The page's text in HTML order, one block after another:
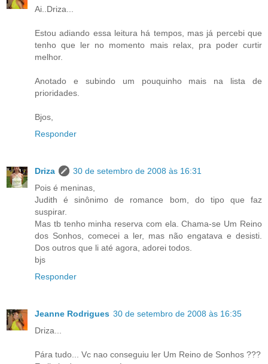
Ai..Driza...
Estou adiando essa leitura há tempos, mas já percebi que
tenho que ler no momento mais relax, pra poder curtir
melhor.
Anotado e subindo um pouquinho mais na lista de
prioridades.
Bjos,
Responder
Driza
30 de setembro de 2008 às 16:31
Pois é meninas,
Judith é sinônimo de romance bom, do tipo que faz
suspirar.
Mas tb tenho minha reserva com ela. Chama-se Um Reino
dos Sonhos, comecei a ler, mas não engatava e desisti.
Dos outros que li até agora, adorei todos.
bjs
Responder
Jeanne Rodrigues 30 de setembro de 2008 às 16:35
Driza...
Pára tudo... Vc nao conseguiu ler Um Reino de Sonhos ???